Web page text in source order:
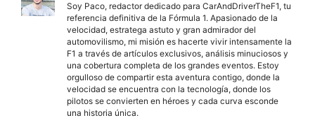
Soy Paco, redactor dedicado para CarAndDriverTheF1, tu
referencia definitiva de la Fórmula 1. Apasionado de la
velocidad, estratega astuto y gran admirador del
automovilismo, mi misión es hacerte vivir intensamente la
F1 a través de artículos exclusivos, análisis minuciosos y
una cobertura completa de los grandes eventos. Estoy
orgulloso de compartir esta aventura contigo, donde la
velocidad se encuentra con la tecnología, donde los
pilotos se convierten en héroes y cada curva esconde
una historia única.